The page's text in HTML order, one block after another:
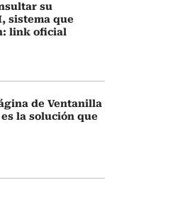
su
sistema que
link oficial
de Ventanilla
la solución que